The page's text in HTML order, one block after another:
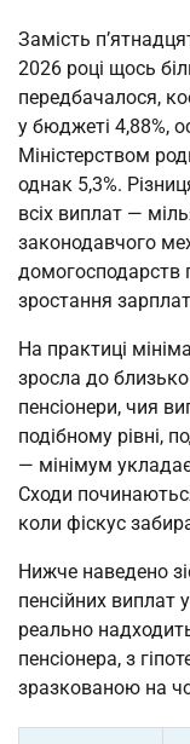
Замість
2026 році щось
передбачалося,
у бюджеті 4,88%,
Міністерством
однак 5,3%.
всіх виплат —
законодавчого
зростання
На практиці
зросла до
пенсіонери, чия
подібному рівні,
— мінімум
Сходи
коли фіскус
Нижче наведено
пенсійних виплат
реально
пенсіонера, з
зразкованою на